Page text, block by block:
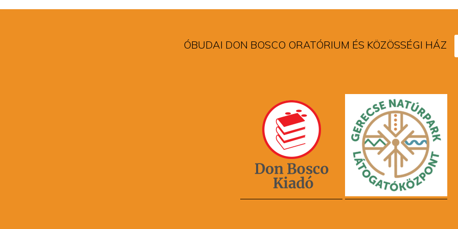
ÓBUDAI DON BOSCO ORATÓRIUM ÉS KÖZÖSSÉGI HÁZ